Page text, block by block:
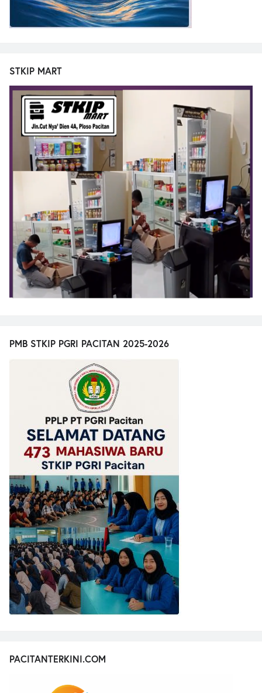
STKIP MART
PMB STKIP PGRI PACITAN 2025-2026
PACITANTERKINI.COM